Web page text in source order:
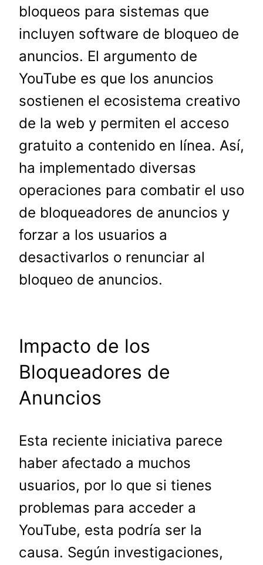
bloqueos para sistemas que
incluyen software de bloqueo de
anuncios. El argumento de
YouTube es que los anuncios
sostienen el ecosistema creativo
de la web y permiten el acceso
gratuito a contenido en línea. Así,
ha implementado diversas
operaciones para combatir el uso
de bloqueadores de anuncios y
forzar a los usuarios a
desactivarlos o renunciar al
bloqueo de anuncios.
Impacto de los
Bloqueadores de
Anuncios
Esta reciente iniciativa parece
haber afectado a muchos
usuarios, por lo que si tienes
problemas para acceder a
YouTube, esta podría ser la
causa. Según investigaciones,